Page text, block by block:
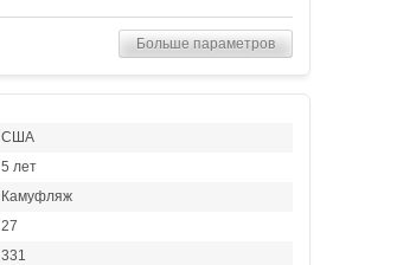
Больше параметров
США
5 лет
Камуфляж
27
331